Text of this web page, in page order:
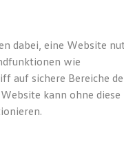
Leasing
Der
dabei, eine Website
wie
auf sichere Bereiche
kann ohne diese